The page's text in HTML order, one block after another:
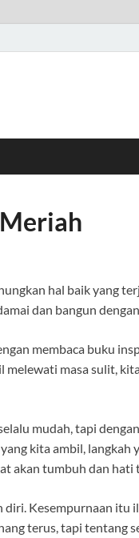
hal baik yang
dan bangun
membaca buku
masa sulit,
mudah, tapi
kita ambil, langkah
akan tumbuh dan hati
diri. Kesempurnaan itu
terus, tapi tentang